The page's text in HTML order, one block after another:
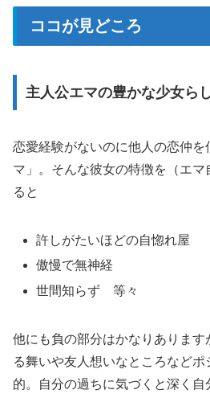
ココが見どころ
主人公エマの豊かな少女ら
恋愛経験がないのに他人の恋仲を
マ」。そんな彼女の特徴を（エ
ると
許しがたいほどの自惚れ屋
傲慢で無神経
世間知らず 等々
他にも負の部分はかなりありま
る舞いや友人想いなところなど
的。自分の過ちに気づくと深く